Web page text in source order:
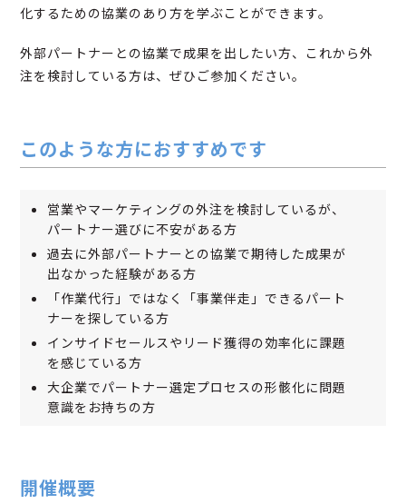
化するための協業のあり方を学ぶことができます。
外部パートナーとの協業で成果を出したい方、これから外
注を検討している方は、ぜひご参加ください。
このような方におすすめです
営業やマーケティングの外注を検討しているが、
パートナー選びに不安がある方
過去に外部パートナーとの協業で期待した成果が
出なかった経験がある方
「作業代行」ではなく「事業伴走」できるパート
ナーを探している方
インサイドセールスやリード獲得の効率化に課題
を感じている方
大企業でパートナー選定プロセスの形骸化に問題
意識をお持ちの方
開催概要